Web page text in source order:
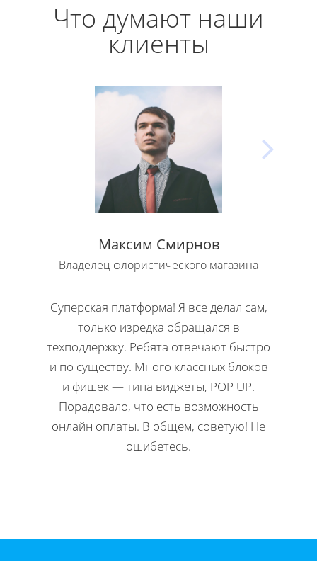
Что думают наши
клиенты
Максим Смирнов
Владелец флористического магазина
Суперская платформа! Я все делал сам,
только изредка обращался в
техподдержку. Ребята отвечают быстро
и по существу. Много классных блоков
и фишек — типа виджеты, POP UP.
Порадовало, что есть возможность
онлайн оплаты. В общем, советую! Не
ошибетесь.